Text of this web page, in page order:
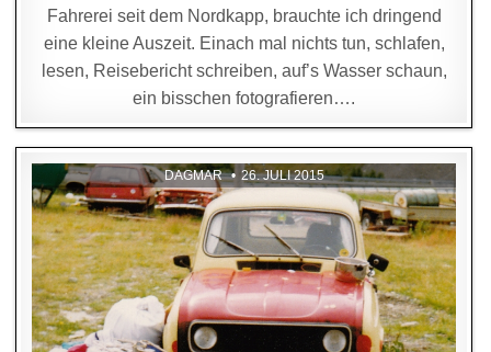
Fahrerei seit dem Nordkapp, brauchte ich dringend
eine kleine Auszeit. Einach mal nichts tun, schlafen,
lesen, Reisebericht schreiben, auf’s Wasser schaun,
ein bisschen fotografieren….
DAGMAR 26. JULI 2015